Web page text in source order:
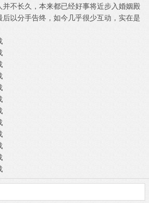
并不长久，本来都已经好事将近步入婚姻殿
后以分手告终，如今几乎很少互动，实在是